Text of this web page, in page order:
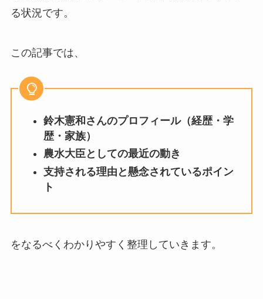
る状況です。
この記事では、
鈴木憲和さんのプロフィール（経歴・学
歴・家族）
農水大臣としての最近の動き
支持される理由と懸念されているポイン
ト
をなるべくわかりやすく整理していきます。